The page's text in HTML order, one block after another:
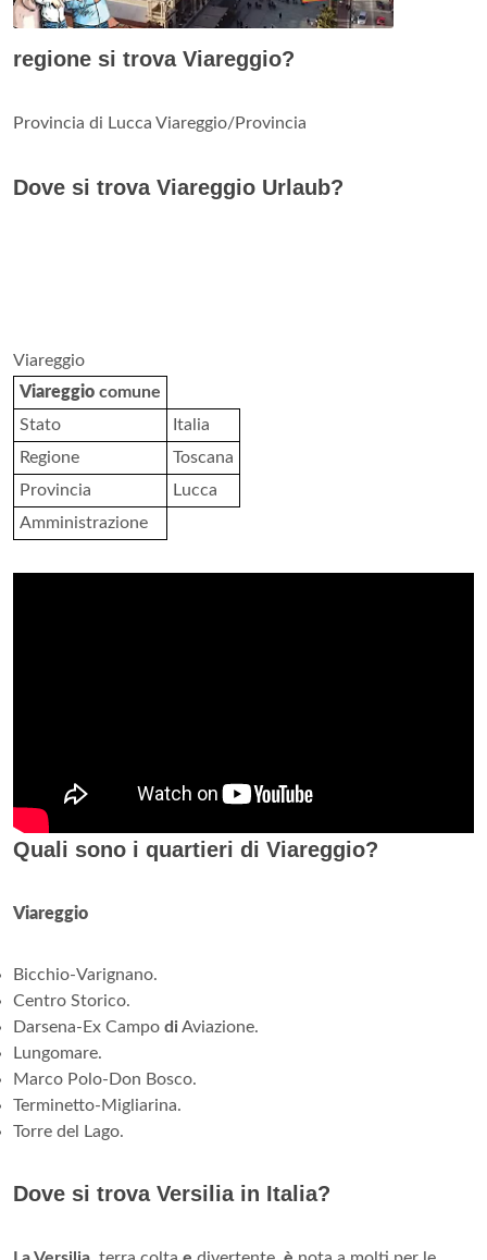
regione si trova Viareggio?
Provincia di Lucca Viareggio/Provincia
Dove si trova Viareggio Urlaub?
Viareggio
Viareggio comune
Stato
Italia
Regione
Toscana
Provincia
Lucca
Amministrazione
Quali sono i quartieri di Viareggio?
Viareggio
Bicchio-Varignano.
Centro Storico.
Darsena-Ex Campo diAviazione.
Lungomare.
Marco Polo-Don Bosco.
Terminetto-Migliarina.
Torre del Lago.
Dove si trova Versilia in Italia?